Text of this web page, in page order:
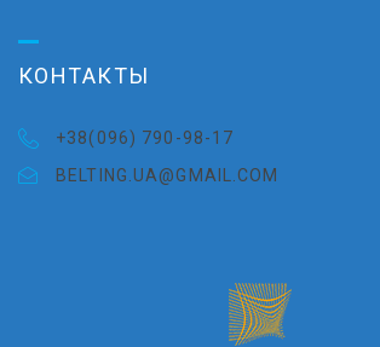
КОНТАКТЫ
+38(096) 790-98-17
BELTING.UA@GMAIL.COM